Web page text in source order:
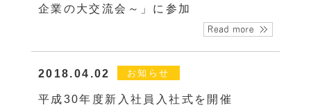
企業の大交流会～」に参加
2018.04.02 お知らせ
平成30年度新入社員入社式を開催